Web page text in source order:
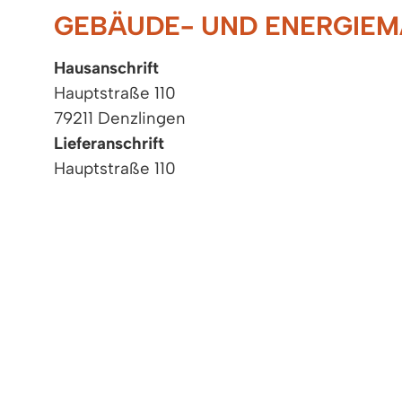
GEBÄUDE- UND
Hausanschrift
Hauptstraße 110
79211 Denzlingen
Lieferanschrift
Hauptstraße 110